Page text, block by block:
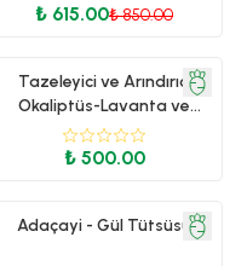
₺ 615.00₺ 850.00
Tazeleyici ve Arındırıcı
Okaliptüs-Lavanta ve
Adaçayı Tütsüsü
₺ 500.00
Adaçayi - Gül Tütsüsü